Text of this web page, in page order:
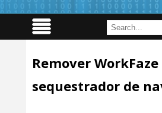
Remover WorkFaze
sequestrador de